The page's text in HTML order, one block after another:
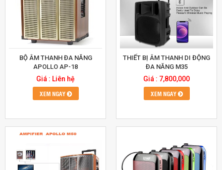
BỘ ÂM THANH ĐA NĂNG
APOLLO AP-18
Giá : Liên hệ
XEM NGAY
THIẾT BỊ ÂM THANH DI ĐỘNG
ĐA NĂNG M35
Giá : 7,800,000
XEM NGAY